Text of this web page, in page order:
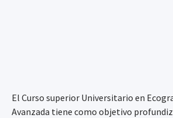
El Curso superior Universitario en
Avanzada tiene como objetivo